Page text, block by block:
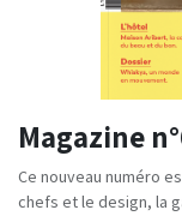
Magazine
Ce nouveau numéro
chefs et le design, la